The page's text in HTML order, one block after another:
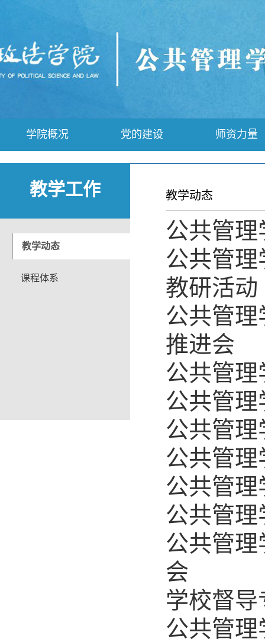
学院概况 党的建设 师资力量
教学工作
教学动态
课程体系
教学动态
公共管
公共管
教研活动
公共管理
推进会
公共管
公共管
公共管理
公共管
公共管
公共管
公共管
会
学校督
公共管